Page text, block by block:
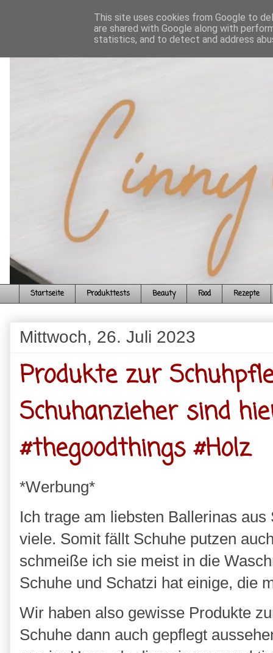
Startseite Produkttests Beauty Food Rezepte
Mittwoch, 26. Juli 2023
Produkte zur
Schuhanzieher sind
#thegoodthings #Holz
*Werbung*
Ich trage am liebsten Ballerinas
viele. Somit fällt Schuhe putzen
schmeiße ich sie meist in die
Schuhe und Schatzi hat einige, die
Wir haben also gewisse Produkte
Schuhe dann auch gepflegt
This site uses cookies from Google to
are shared with Google along with
statistics, and to detect and address